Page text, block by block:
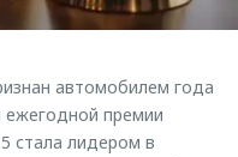
автомобилем года
ежегодной премии
стала лидером в